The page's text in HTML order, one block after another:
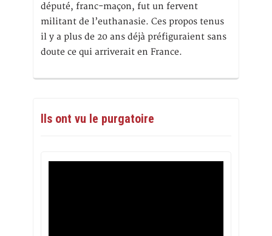
député, franc-maçon, fut un fervent
militant de l’euthanasie. Ces propos tenus
il y a plus de 20 ans déjà préfiguraient sans
doute ce qui arriverait en France.
Ils ont vu le purgatoire